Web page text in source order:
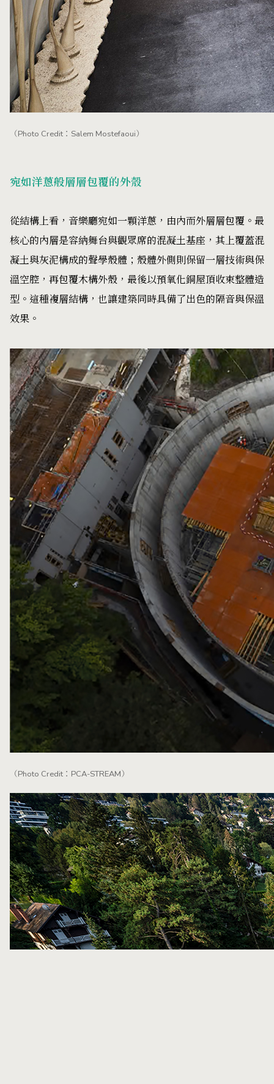
（Photo Credit：Salem Mostefaoui）
襲傳統矩形「鞋盒式」（Shoebox）音樂廳那細膩均衡的聲
層向上延展的座席配置，讓觀眾無論身處何處，都能同時獲
得良好的聆聽品質與視野。
為了實現這座「可被演奏的建築」，Philippe Chiambaretta
所帶領的 PCA-STREAM 團隊導入大量數位模擬與參數化
分析，從設計初期便建立建築數位分身（Digital Twin），
持續與工匠在施工現場微調細節，讓高度精密的工程計算，
最終轉化為充滿工藝溫度的建築作品。